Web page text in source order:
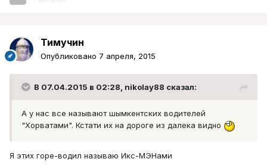
Тимучин
Опубликовано 7 апреля, 2015
В 07.04.2015 в 02:28, nikolay88 сказал:
А у нас все называют шымкентских водителей
"Хорватами". Кстати их на дороге из далека видно
Я этих горе-водил называю Икс-МЭНами